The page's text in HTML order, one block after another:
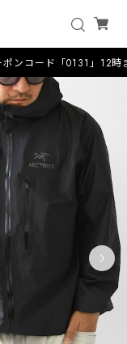
ンコード「0131」12時